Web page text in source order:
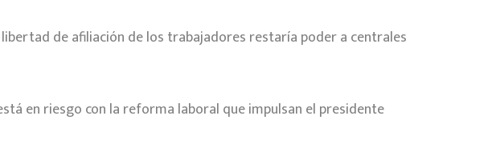
de afiliación de los trabajadores restaría poder a centrales
en riesgo con la reforma laboral que impulsan el presidente